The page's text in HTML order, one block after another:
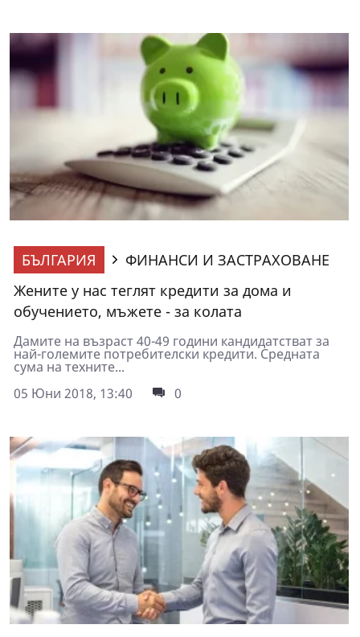
БЪЛГАРИЯ
ФИНАНСИ И ЗАСТРАХОВАНЕ
Жените у нас теглят кредити за дома и
обучението, мъжете - за колата
Дамите на възраст 40-49 години кандидатстват за
най-големите потребителски кредити. Средната
сума на техните...
05 Юни 2018, 13:40
0